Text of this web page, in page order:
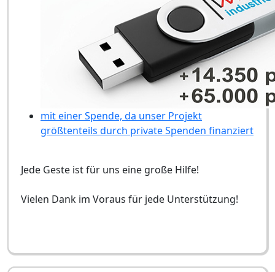
mit einer Spende, da unser Projekt
größtenteils durch private Spenden finanziert
Jede Geste ist für uns eine große Hilfe!
Vielen Dank im Voraus für jede Unterstützung!